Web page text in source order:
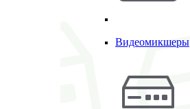
Видеомикшеры